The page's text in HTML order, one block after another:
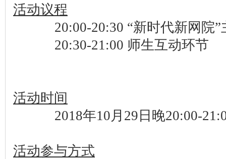
活动议程
20:00-20:30 “新时代新网院”
20:30-21:00 师生互动环节
活动时间
2018年10月29日晚20:00-
活动参与方式